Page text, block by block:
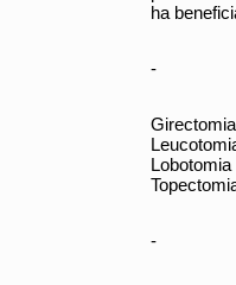
ha
-
Girectomia
Lobotomia
-